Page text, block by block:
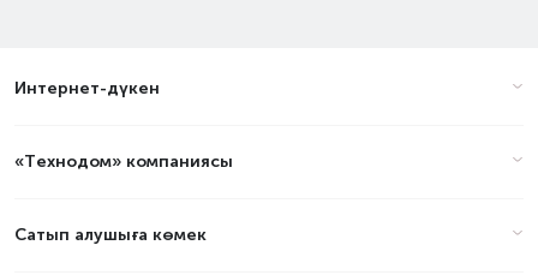
Интернет-дүкен
«Технодом» компаниясы
Сатып алушыға көмек